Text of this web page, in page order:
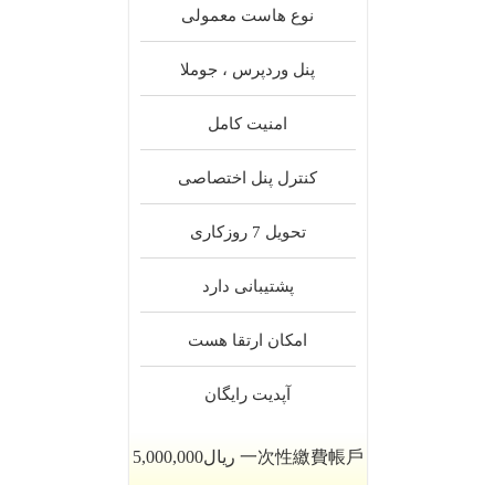
نوع هاست معمولی
پنل وردپرس ، جوملا
امنیت کامل
کنترل پنل اختصاصی
تحویل
پشتیبانی دارد
امکان ارتقا هست
آپدیت رایگان
5,000,000ریال 一次性繳費帳戶